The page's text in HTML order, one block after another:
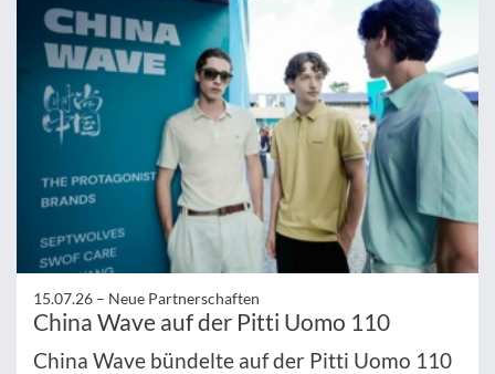
15.07.26 – Neue Partnerschaften
China Wave auf der Pitti Uomo 110
China Wave bündelte auf der Pitti Uomo 110